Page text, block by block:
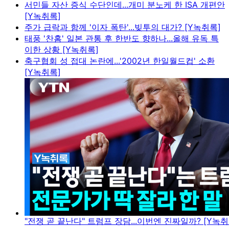
서민들 자산 증식 수단인데...개미 분노케 한 ISA 개편안
[Y녹취록]
주가 급락과 함께 '이자 폭탄'...빚투의 대가? [Y녹취록]
태풍 '찬홈' 일본 관통 후 한반도 향하나...올해 유독 특
이한 상황 [Y녹취록]
축구협회 성 접대 논란에...'2002년 한일월드컵' 소환
[Y녹취록]
"전쟁 곧 끝난다" 트럼프 장담...이번엔 진짜일까? [Y녹